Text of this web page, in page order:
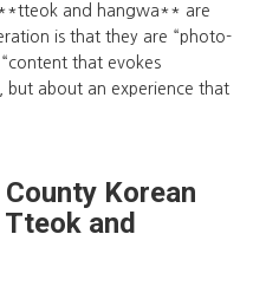
**tteok and hangwa** are
is that they are “photo-
that evokes
but about an experience that
Korean
and